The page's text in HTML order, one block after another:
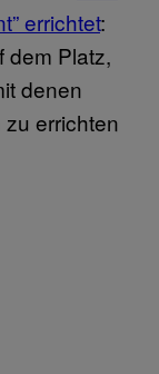
errichtet:
dem Platz,
denen
errichten